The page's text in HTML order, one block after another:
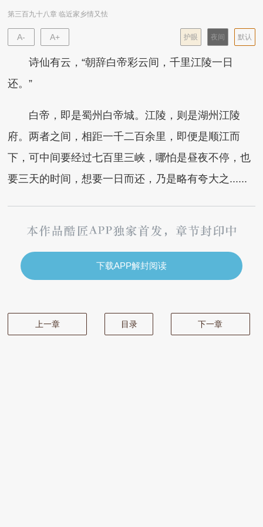
第三百九十八章 临近家乡情又怯
A- A+ 默认
夜间
护眼
诗仙有云，“朝辞白帝彩云间，千里江陵一日
还。”
白帝，即是蜀州白帝城。江陵，则是湖州江陵
府。两者之间，相距一千二百余里，即便是顺江而
下，可中间要经过七百里三峡，哪怕是昼夜不停，也
要三天的时间，想要一日而还，乃是略有夸大之......
下载APP解封阅读
上一章 目录 下一章